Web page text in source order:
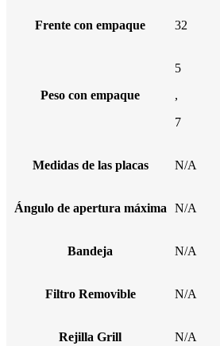
Frente con empaque 32
Peso con empaque
5
,
7
Medidas de las placas N/A
Ángulo de apertura máxima N/A
Bandeja N/A
Filtro Removible N/A
Rejilla Grill N/A